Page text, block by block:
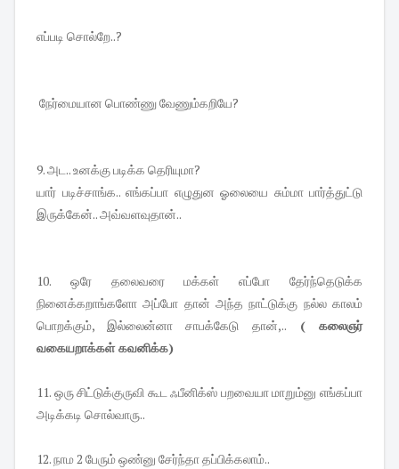
எப்படி சொல்றே..?
நேர்மையான பொண்ணு வேணும்கறியே?
9. அட.. உனக்கு படிக்க தெரியுமா?
யார் படிச்சாங்க.. எங்கப்பா எழுதுன ஓலையை சும்மா பார்த்துட்டு
இருக்கேன்.. அவ்வளவுதான்..
10. ஒரே தலைவரை மக்கள் எப்போ தேர்ந்தெடுக்க
நினைக்கறாங்களோ அப்போ தான் அந்த நாட்டுக்கு நல்ல காலம்
பொறக்கும், இல்லைன்னா சாபக்கேடு தான்,.. ( கலைஞர்
வகையறாக்கள் கவனிக்க)
11. ஒரு சிட்டுக்குருவி கூட ஃபீனிக்ஸ் பறவையா மாறும்னு எங்கப்பா
அடிக்கடி சொல்வாரு..
12. நாம 2 பேரும் ஒண்னு சேர்ந்தா தப்பிக்கலாம்..